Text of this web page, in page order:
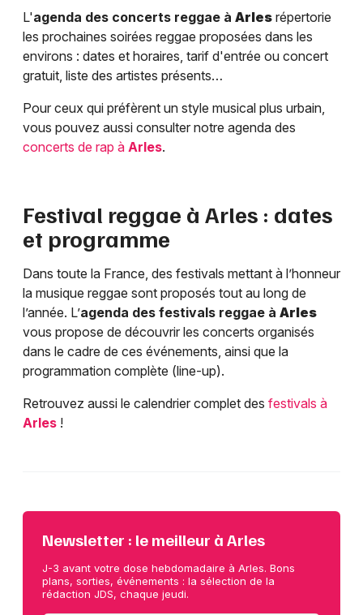
L'agenda des concerts reggae à Arles répertorie
les prochaines soirées reggae proposées dans les
environs : dates et horaires, tarif d'entrée ou concert
gratuit, liste des artistes présents…
Pour ceux qui préfèrent un style musical plus urbain,
vous pouvez aussi consulter notre agenda des
concerts de rap à Arles.
Festival reggae à Arles : dates
et programme
Dans toute la France, des festivals mettant à l’honneur
la musique reggae sont proposés tout au long de
l’année. L’agenda des festivals reggae à Arles
vous propose de découvrir les concerts organisés
dans le cadre de ces événements, ainsi que la
programmation complète (line-up).
Retrouvez aussi le calendrier complet des festivals à
Arles !
Newsletter : le meilleur à Arles
J-3 avant votre dose hebdomadaire à Arles. Bons
plans, sorties, événements : la sélection de la
rédaction JDS, chaque jeudi.